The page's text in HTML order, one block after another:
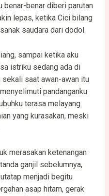
benar-benar diberi parutan
lepas, ketika Cici bilang
saudara dari dodol.
sampai ketika aku
istriku sedang ada di
sekali saat awan-awan itu
pandanganku
terasa melayang.
yang kurasakan, meski
merasakan ketenangan
ganjil sebelumnya,
menjadi begitu
asap hitam, gerak